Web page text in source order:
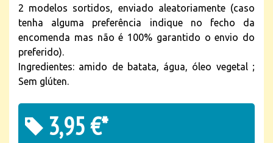
2 modelos sortidos, enviado aleatoriamente (caso
tenha alguma preferência indique no fecho da
encomenda mas não é 100% garantido o envio do
preferido).
Ingredientes: amido de batata, água, óleo vegetal ;
Sem glúten.
3,95 €*